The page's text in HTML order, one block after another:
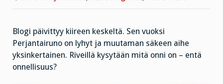
Blogi päivittyy kiireen keskeltä. Sen vuoksi
Perjantairuno on lyhyt ja muutaman säkeen aihe
yksinkertainen. Riveillä kysytään mitä onni on – entä
onnellisuus?